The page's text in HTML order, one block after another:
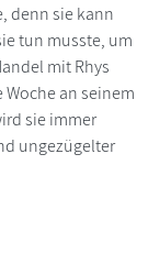
denn sie kann
tun musste, um
mit Rhys
an seinem
sie immer
ungezügelter